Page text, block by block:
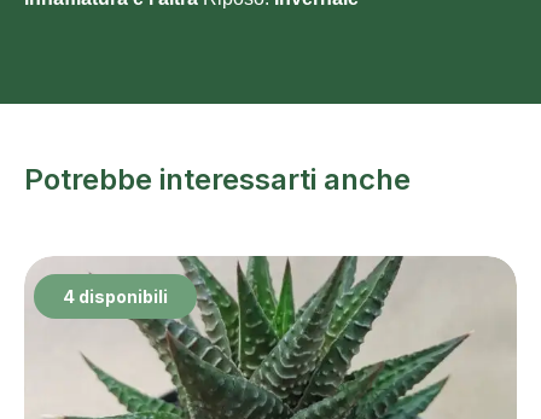
Potrebbe interessarti anche
4 disponibili